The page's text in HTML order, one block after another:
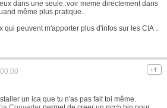
dans une seule..voir meme directement dans
même plus pratique..
qui peuvent m'apporter plus d'infos sur les CIA ..
un ica que tu n'as pas fait toi même.